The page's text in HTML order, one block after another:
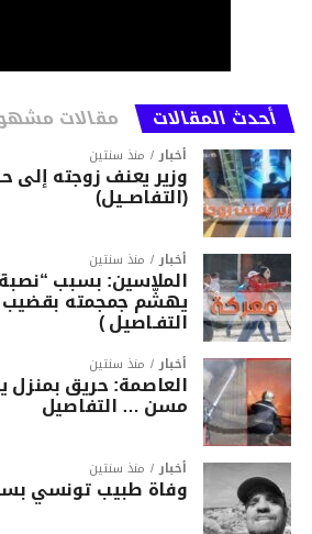
أحدث المقالات مقالات
أخبار منذ سنتين
وزير يعنف زوجته إلى
(التفاصــيل)
أخبار منذ سنتين
الملاسين: بسبب
يهشّم جمجمته
التفـاصيل )
أخبار منذ سنتين
العاصمة: حريق
مسن … التفاصيل
أخبار منذ سنتين
وفاة طبيب تونسي